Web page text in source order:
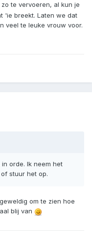
te vervoeren, al kun je
'ie breekt. Laten we dat
veel te leuke vrouw voor.
orde. Ik neem het
stuur het op.
om te zien hoe
blij van